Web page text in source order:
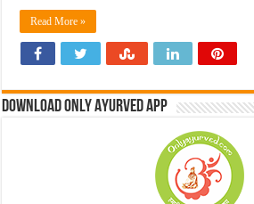
Read More »
Download Only Ayurved App